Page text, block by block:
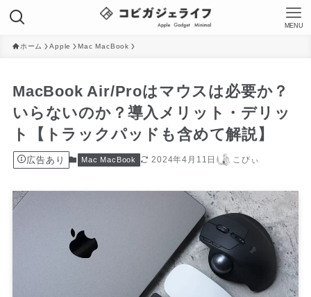
MENU
ホーム Apple Mac MacBook
MacBook Air/Proはマウスは必要か？
いらないのか？導入メリット・デリッ
ト【トラックパッドも含めて解説】
広告あり Mac MacBook 2024年4月11日 こびぃ